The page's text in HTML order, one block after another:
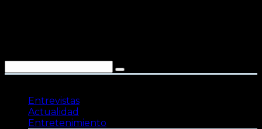
Entrevistas
Actualidad
Entretenimiento